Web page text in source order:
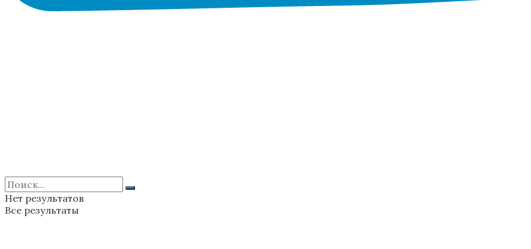
Нет результатов
Все результаты